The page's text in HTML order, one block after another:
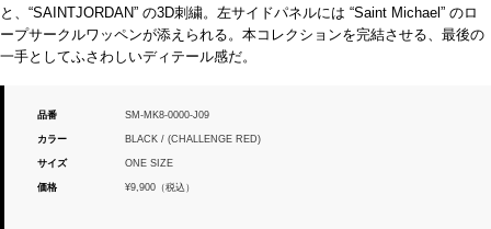
と、“SAINTJORDAN” の3D刺繍。左サイドパネルには “Saint Michael” のロ
ープサークルワッペンが添えられる。本コレクションを完結させる、最後の
一手としてふさわしいディテール感だ。
品番 SM-MK8-0000-J09
カラー BLACK / (CHALLENGE RED)
サイズ ONE SIZE
価格 ¥9,900（税込）